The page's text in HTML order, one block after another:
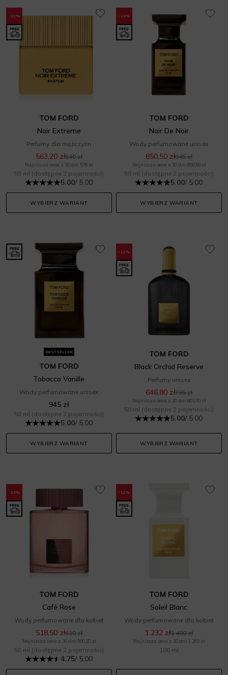
-12%
TOM FORD
Noir Extreme
Perfumy dla mężczyzn
563,20 zł640 zł
Najniższa cena z 30 dni: 576 zł
50 ml (dostępne 2 pojemności)
5.00/ 5.00
WYBIERZ WARIANT
-10%
TOM FORD
Noir De Noir
Wody perfumowane unisex
850,50 zł945 zł
Najniższa cena z 30 dni: 850,50 zł
50 ml (dostępne 2 pojemności)
5.00/ 5.00
WYBIERZ WARIANT
BESTSELLER
TOM FORD
Tobacco Vanille
Wody perfumowane unisex
945 zł
50 ml (dostępne 2 pojemności)
5.00/ 5.00
WYBIERZ WARIANT
-12%
TOM FORD
Black Orchid Reserve
Perfumy unisex
646,80 zł735 zł
Najniższa cena z 30 dni: 602,70 zł
50 ml (dostępne 2 pojemności)
5.00/ 5.00
WYBIERZ WARIANT
-15%
TOM FORD
Café Rose
Wody perfumowane dla kobiet
518,50 zł610 zł
Najniższa cena z 30 dni: 500,20 zł
50 ml (dostępne 2 pojemności)
4.75/ 5.00
-12%
TOM FORD
Soleil Blanc
Wody perfumowane dla kobiet
1 232 zł1 400 zł
Najniższa cena z 30 dni: 1 260 zł
100 ml